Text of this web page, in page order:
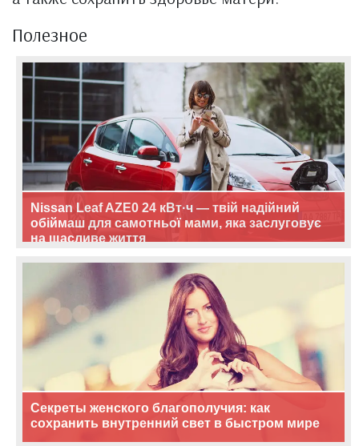
Полезное
Nissan Leaf AZE0 24 кВт·ч — твій надійний
обіймаш для самотньої мами, яка заслуговує
на щасливе життя
Секреты женского благополучия: как
сохранить внутренний свет в быстром мире